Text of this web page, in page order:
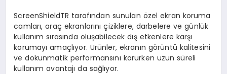
ScreenShieldTR tarafından sunulan özel ekran koruma
camları, araç ekranlarını çiziklere, darbelere ve günlük
kullanım sırasında oluşabilecek dış etkenlere karşı
korumayı amaçlıyor. Ürünler, ekranın görüntü kalitesini
ve dokunmatik performansını korurken uzun süreli
kullanım avantajı da sağlıyor.